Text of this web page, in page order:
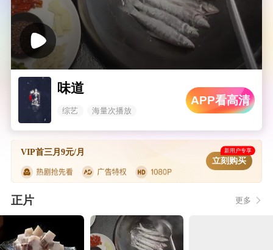
味道
综艺 海量次播放
APP看高清
VIP首三月9元/月 新用户专享
立刻购买
正片 更多